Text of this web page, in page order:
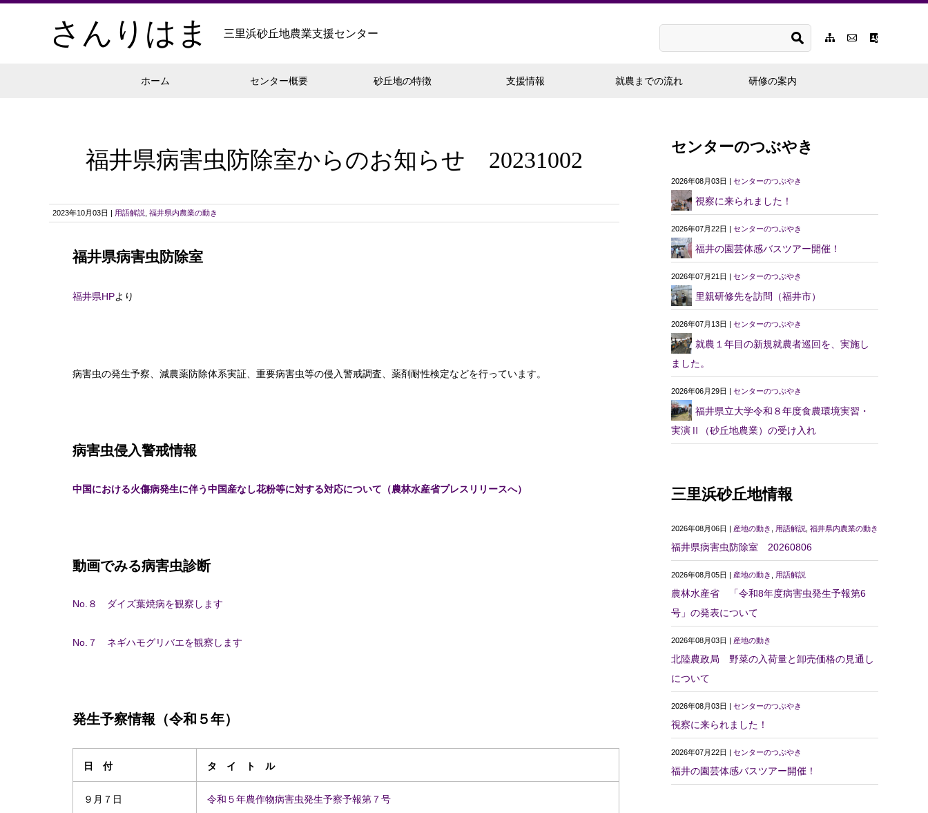
さんりはま 三里浜砂丘地農業支援センター
ホーム センター概要 砂丘地の特徴 支援情報 就農までの流れ 研修の案内
福井県病害虫防除室からのお知らせ 20231002
2023年10月03日 | 用語解説 福井県内農業の動き
福井県病害虫防除室
福井県HPより
病害虫の発生予察、減農薬防除体系実証、重要病害虫等の侵入警戒調査、薬剤耐性検定などを行っています。
病害虫侵入警戒情報
中国における火傷病発生に伴う中国産なし花粉等に対する対応について（農林水産省プレスリリースへ）
動画でみる病害虫診断
No.８ ダイズ葉焼病を観察します
No.７ ネギハモグリバエを観察します
発生予察情報（令和５年）
日 付 タ イ ト ル
９月７日 令和５年農作物病害虫発生予察予報第７号
センターのつぶやき
2026年08月03日 | センターのつぶやき
視察に来られました！
2026年07月22日 | センターのつぶやき
福井の園芸体感バスツアー開催！
2026年07月21日 | センターのつぶやき
里親研修先を訪問（福井市）
2026年07月13日 | センターのつぶやき
就農１年目の新規就農者巡回を、実施し
ました。
2026年06月29日 | センターのつぶやき
福井県立大学令和８年度食農環境実習・
実演Ⅱ（砂丘地農業）の受け入れ
三里浜砂丘地情報
2026年08月06日 | 産地の動き 用語解説 福井県内農業の動き
福井県病害虫防除室 20260806
2026年08月05日 | 産地の動き 用語解説
農林水産省 「令和8年度病害虫発生予報第6
号」の発表について
2026年08月03日 | 産地の動き
北陸農政局 野菜の入荷量と卸売価格の見通し
について
2026年08月03日 | センターのつぶやき
視察に来られました！
2026年07月22日 | センターのつぶやき
福井の園芸体感バスツアー開催！